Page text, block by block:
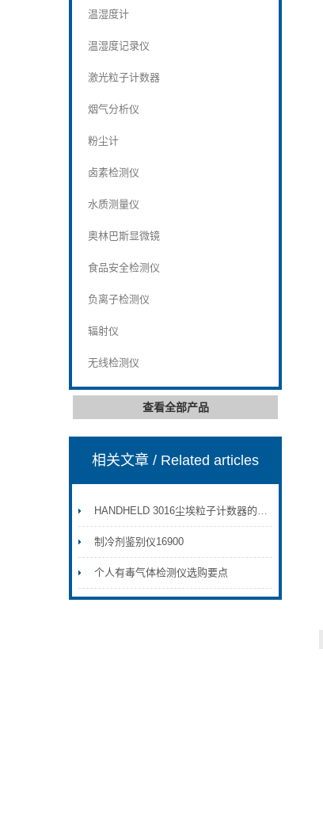
温湿度计
温湿度记录仪
激光粒子计数器
烟气分析仪
粉尘计
卤素检测仪
水质测量仪
奥林巴斯显微镜
食品安全检测仪
负离子检测仪
辐射仪
无线检测仪
查看全部产品
相关文章/ Related articles
HANDHELD 3016尘埃粒子计数器的工作原理基于激光散射技术
制冷剂鉴别仪16900
个人有毒气体检测仪选购要点